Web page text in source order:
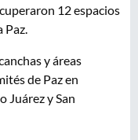
12 espacios
Paz.
y áreas
de Paz en
Juárez y San